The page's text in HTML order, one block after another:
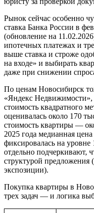
Рынок сейчас особенно
ставка Банка России в
(обновление на
ипотечных платежах и
выше ставка и строже
на входе» и выбирать
даже при снижении
По ценам Новосибирск
«Яндекс Недвижимости»,
стоимость квадратного
оценивалась около 170
стоимость квартиры —
2025 года медианная
фиксировалась на
отдельно подчеркивают,
структурой предложения
экспозиции).
Покупка квартиры в
трех задач — и логика